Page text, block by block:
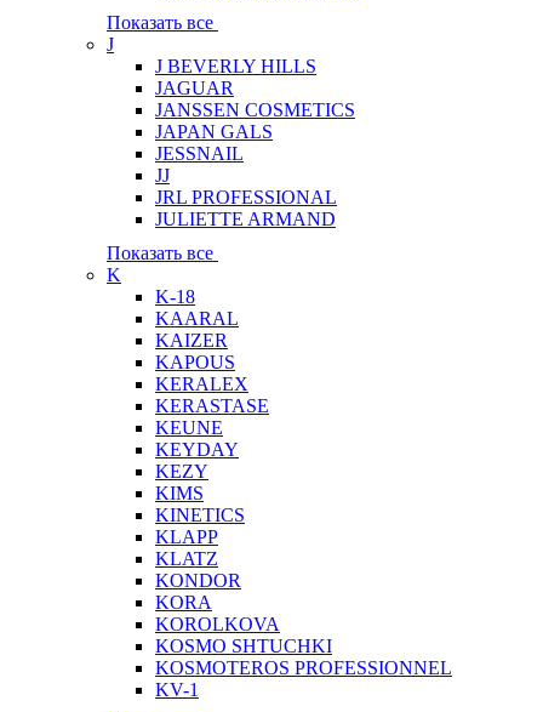
Показать все
J
J BEVERLY HILLS
JAGUAR
JANSSEN COSMETICS
JAPAN GALS
JESSNAIL
JJ
JRL PROFESSIONAL
JULIETTE ARMAND
Показать все
K
K-18
KAARAL
KAIZER
KAPOUS
KERALEX
KERASTASE
KEUNE
KEYDAY
KEZY
KIMS
KINETICS
KLAPP
KLATZ
KONDOR
KORA
KOROLKOVA
KOSMO SHTUCHKI
KOSMOTEROS PROFESSIONNEL
KV-1